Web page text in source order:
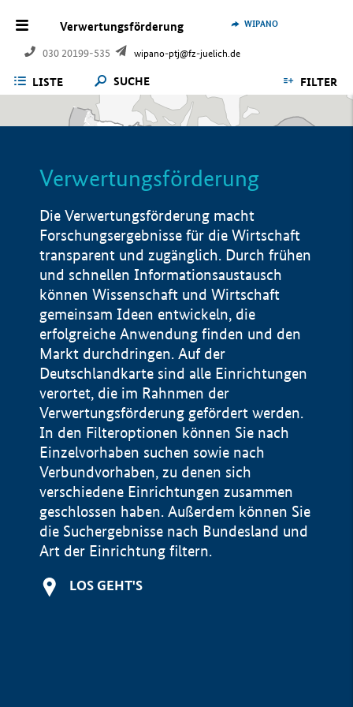
Verwertungsförderung
030 20199-535 wipano-ptj@fz-juelich.de
WIPANO
LISTE SUCHE FILTER
Verwertungsförderung
Die Verwertungsförderung macht
Forschungsergebnisse für die Wirtschaft
transparent und zugänglich. Durch frühen
und schnellen Informationsaustausch
können Wissenschaft und Wirtschaft
gemeinsam Ideen entwickeln, die
erfolgreiche Anwendung finden und den
Markt durchdringen. Auf der
Deutschlandkarte sind alle Einrichtungen
verortet, die im Rahnmen der
Verwertungsförderung gefördert werden.
In den Filteroptionen können Sie nach
Einzelvorhaben suchen sowie nach
Verbundvorhaben, zu denen sich
verschiedene Einrichtungen zusammen
geschlossen haben. Außerdem können Sie
die Suchergebnisse nach Bundesland und
Art der Einrichtung filtern.
LOS GEHT'S